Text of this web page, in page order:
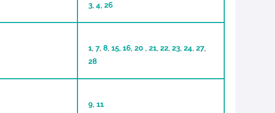
3,4,26
1,7,8,15,16,20 ,21,22,23,24,27,
28
9,11